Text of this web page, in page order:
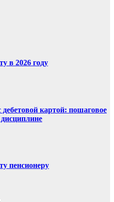
в 2026 году
картой: пошаговое
пенсионеру